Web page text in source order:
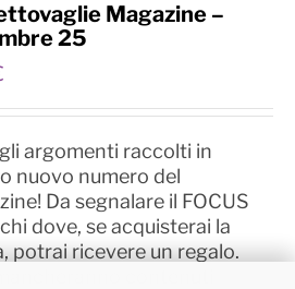
Magazine –
25
argomenti raccolti in
nuovo numero del
Da segnalare il FOCUS
dove, se acquisterai la
potrai ricevere un regalo.